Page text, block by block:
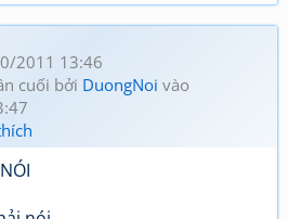
2011 13:46
cuối bởi DuongNoi vào